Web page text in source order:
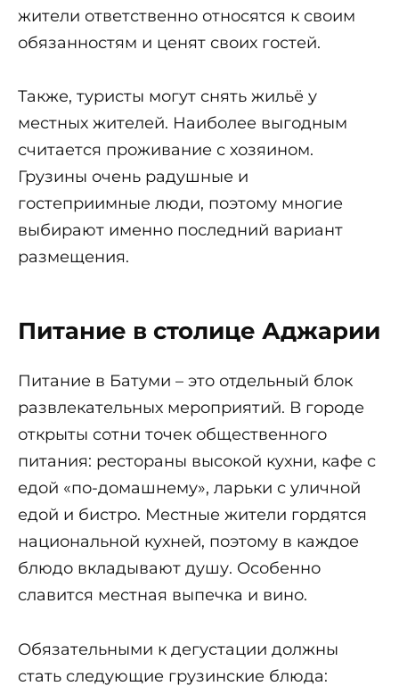
жители ответственно относятся к своим
обязанностям и ценят своих гостей.
Также, туристы могут снять жильё у
местных жителей. Наиболее выгодным
считается проживание с хозяином.
Грузины очень радушные и
гостеприимные люди, поэтому многие
выбирают именно последний вариант
размещения.
Питание в столице Аджарии
Питание в Батуми – это отдельный блок
развлекательных мероприятий. В городе
открыты сотни точек общественного
питания: рестораны высокой кухни, кафе с
едой «по-домашнему», ларьки с уличной
едой и бистро. Местные жители гордятся
национальной кухней, поэтому в каждое
блюдо вкладывают душу. Особенно
славится местная выпечка и вино.
Обязательными к дегустации должны
стать следующие грузинские блюда: